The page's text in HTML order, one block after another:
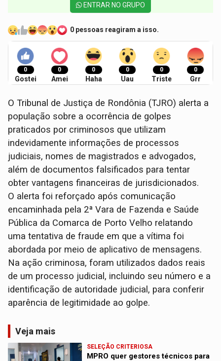
ENTRAR NO GRUPO
0 pessoas reagiram a isso.
0
Gostei
0
Amei
0
Haha
0
Uau
0
Triste
0
Grr
O Tribunal de Justiça de Rondônia (TJRO) alerta a
população sobre a ocorrência de golpes
praticados por criminosos que utilizam
indevidamente informações de processos
judiciais, nomes de magistrados e advogados,
além de documentos falsificados para tentar
obter vantagens financeiras de jurisdicionados.
O alerta foi reforçado após comunicação
encaminhada pela 2ª Vara de Fazenda e Saúde
Pública da Comarca de Porto Velho relatando
uma tentativa de fraude em que a vítima foi
abordada por meio de aplicativo de mensagens.
Na ação criminosa, foram utilizados dados reais
de um processo judicial, incluindo seu número e a
identificação de autoridade judicial, para conferir
aparência de legitimidade ao golpe.
Veja mais
SELEÇÃO CRITERIOSA
MPRO quer gestores técnicos para